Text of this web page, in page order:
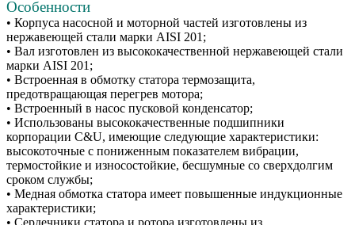
Особенности
• Корпуса насосной и моторной частей изготовлены из
нержавеющей стали марки AISI 201;
• Вал изготовлен из высококачественной нержавеющей стали
марки AISI 201;
• Встроенная в обмотку статора термозащита,
предотвращающая перегрев мотора;
• Встроенный в насос пусковой конденсатор;
• Использованы высококачественные подшипники
корпорации C&U, имеющие следующие характеристики:
высокоточные с пониженным показателем вибрации,
термостойкие и износостойкие, бесшумные со сверхдолгим
сроком службы;
• Медная обмотка статора имеет повышенные индукционные
характеристики;
• Сердечники статора и ротора изготовлены из